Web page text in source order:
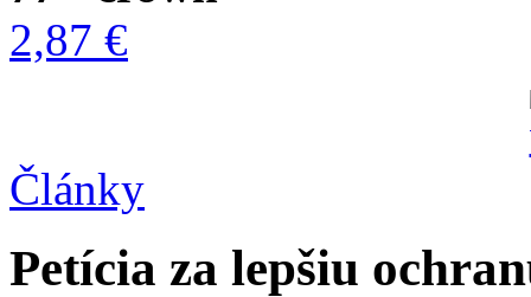
2,87 €
Články
Petícia za lepšiu